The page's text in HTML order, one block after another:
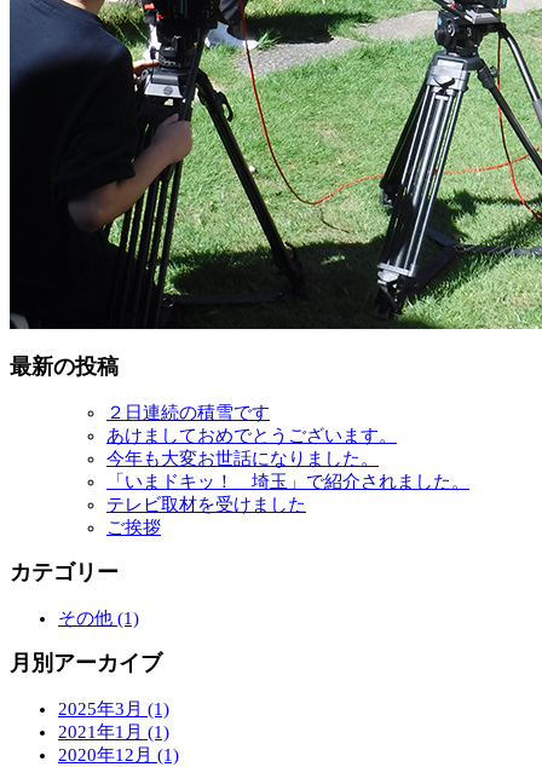
最新の投稿
２日連続の積雪です
あけましておめでとうございます。
今年も大変お世話になりました。
「いまドキッ！ 埼玉」で紹介されました。
テレビ取材を受けました
ご挨拶
カテゴリー
その他 (1)
月別アーカイブ
2025年3月 (1)
2021年1月 (1)
2020年12月 (1)